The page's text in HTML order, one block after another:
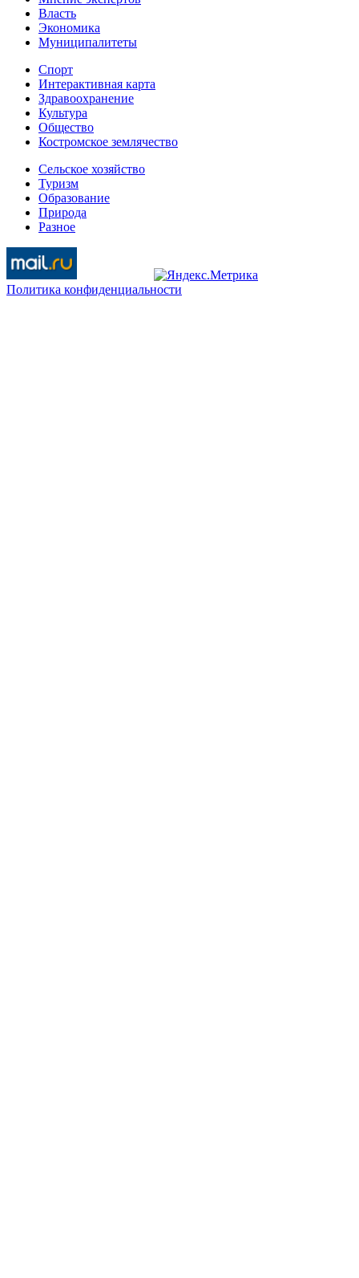
Власть
Экономика
Муниципалитеты
Спорт
Интерактивная карта
Здравоохранение
Культура
Общество
Костромское землячество
Сельское хозяйство
Туризм
Образование
Природа
Разное
Политика конфиденциальности